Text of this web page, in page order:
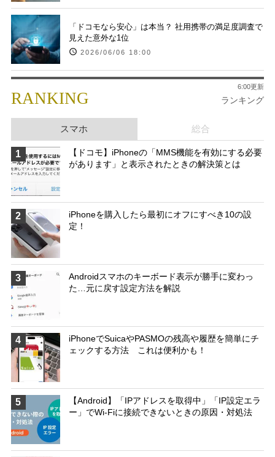
「ドコモなら安心」は本当？ 社用携帯の満足度調査で
見えた意外な1位
2026/06/06 18:00
RANKING ランキング
6:00更新
スマホ 総合
1
【ドコモ】iPhoneの「MMS機能を有効にする必要
があります」と表示されたときの解決策とは
2
iPhoneを購入したら最初にオフにすべき10の設
定！
3
Androidスマホのキーボード表示が勝手に変わっ
た…元に戻す設定方法を解説
4
iPhoneでSuicaやPASMOの残高や履歴を簡単にチ
ェックする方法 これは便利かも！
5
【Android】「IPアドレスを取得中」「IP設定エラ
ー」でWi-Fiに接続できないときの原因・対処法